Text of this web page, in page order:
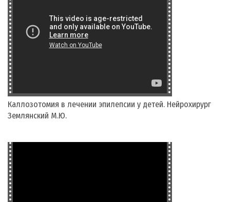
Каллозотомия в лечении эпилепсии у детей. Нейрохирург
Землянский М.Ю.